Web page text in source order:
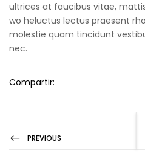
ultrices at faucibus vitae,
wo heluctus lectus praesent
molestie quam tincidunt
nec.
Compartir:
PREVIOUS